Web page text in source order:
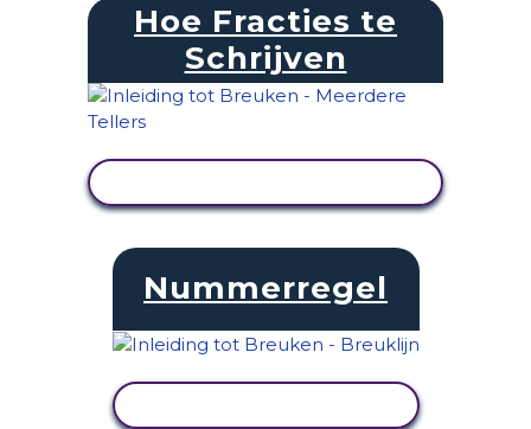
Hoe Fracties te
Schrijven
Nummerregel